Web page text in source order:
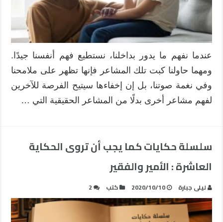
عندما نفهم ما يدور بداخلنا، نستطيع فهم أنفسنا جيدًا.
ومهما حاولنا كبت تلك المشاعر فإنها تظهر على ملامحنا
وفي نغمة صوتنا، بل إن إخفاءها سيتيح الفرصة للآخرين
لفهم مشاعر أخرى بدلًا من المشاعر الحقيقية التي …
سلسلة حكايات كما يجب أن تروى الحكاية
العاشرة : الأمير والفقير
ليلى جبارة 2020/10/10 كتب 2